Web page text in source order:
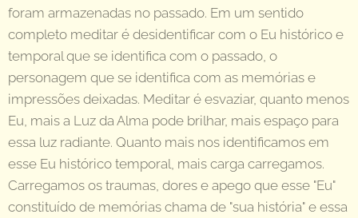
foram armazenadas no passado. Em um sentido
completo meditar é desidentificar com o Eu histórico e
temporal que se identifica com o passado, o
personagem que se identifica com as memórias e
impressões deixadas. Meditar é esvaziar, quanto menos
Eu, mais a Luz da Alma pode brilhar, mais espaço para
essa luz radiante. Quanto mais nos identificamos em
esse Eu histórico temporal, mais carga carregamos.
Carregamos os traumas, dores e apego que esse "Eu"
constituído de memórias chama de "sua história" e essa